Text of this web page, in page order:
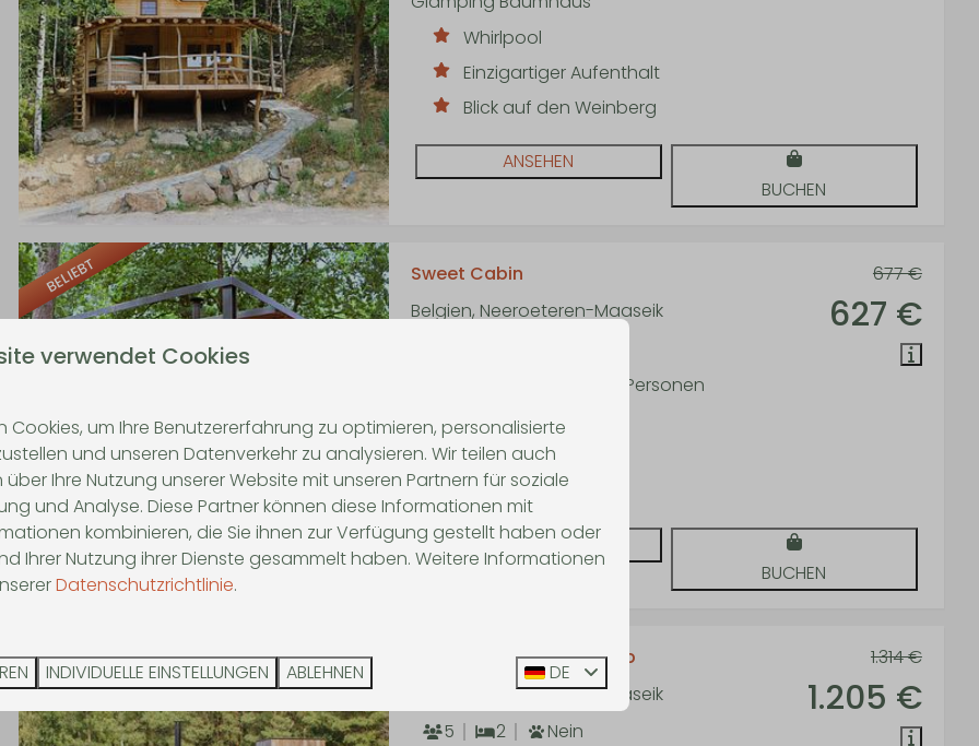
Whirlpool
Einzigartiger Aufenthalt
Blick auf den Weinberg
ANSEHEN
BUCHEN
BELIEBT 677 €
627 €
Sweet Cabin
Belgien, Neeroeteren-Maaseik
Romantische Cabin für 2 Personen
Mitten im Wald
Tiny house
Romantisch
ANSEHEN
BUCHEN
BELIEBT 1.314 €
1.205 €
Wassercabin mit Hot Tub
Belgien, Neeroeteren-Maaseik
5
2
Nein
verwendet Cookies
Cookies, um Ihre Benutzererfahrung zu optimieren, personalisierte
und unseren Datenverkehr zu analysieren. Wir teilen auch
Ihre Nutzung unserer Website mit unseren Partnern für soziale
und Analyse. Diese Partner können diese Informationen mit
kombinieren, die Sie ihnen zur Verfügung gestellt haben oder
Ihrer Nutzung ihrer Dienste gesammelt haben. Weitere Informationen
Datenschutzrichtlinie.
INDIVIDUELLE EINSTELLUNGEN ABLEHNEN DE